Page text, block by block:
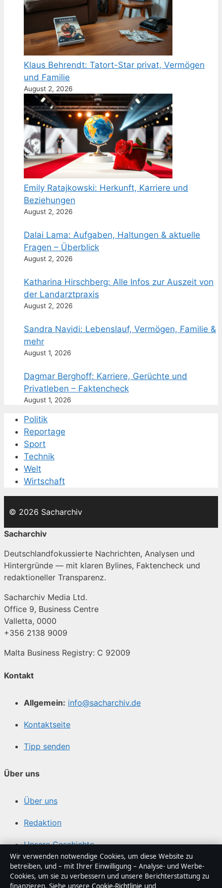
Klaus Behrendt: Tatort-Star privat, Vermögen
und Familie
August 2, 2026
Emily Ratajkowski: Herkunft, Karriere und
Beziehungen
August 2, 2026
Dalai Lama: Aufgaben, Haltungen & aktuelle
Fragen – Überblick
August 2, 2026
Katharina Hirschberg: Alle Infos zur Auszeit von
der Landarztpraxis
August 2, 2026
Sandra Navidi: Lebenslauf, Vermögen, Familie &
mehr
August 1, 2026
Dagmar Berghoff: Karriere, Gerüchte und
Privatleben – Faktencheck
August 1, 2026
Politik
Reportage
Sport
Technik
Welt
Wirtschaft
© 2026 Sacharchiv
Sacharchiv
Deutschlandfokussierte Nachrichten, Analysen und
Hintergründe — mit klaren Bylines, Faktencheck und
redaktioneller Transparenz.
Sacharchiv Media Ltd.
Office 9, Business Centre
Valletta, 0000
+356 2138 9009
Malta Business Registry: C 92009
Kontakt
Allgemein: info@sacharchiv.de
Kontaktseite
Tipp senden
Über uns
Über uns
Redaktion
Unsere Geschichte
Quellen & Standards
Wir verwenden notwendige Cookies, um diese Website zu
betreiben, und – mit Ihrer Einwilligung – Analyse- und Werbe-
Cookies, um sie zu verbessern und unsere Berichterstattung zu
finanzieren. Siehe unsere Cookie-Richtlinie und